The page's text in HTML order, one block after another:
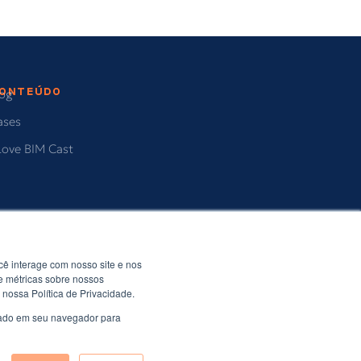
interage com nosso site e nos
métricas sobre nossos
Política de Privacidade.
em seu navegador para
BIM Cast
andar, Cj. 71 – Água Branca, São Paulo